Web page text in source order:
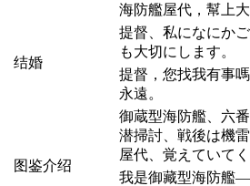
海防艦屋代，幫上
结婚
提督、私になにか
も大切にします。
提督，您找我有事
永遠。
图鉴介绍
御蔵型海防艦、六
潜掃討、戦後は機
屋代、覚えていて
我是御藏型海防艦